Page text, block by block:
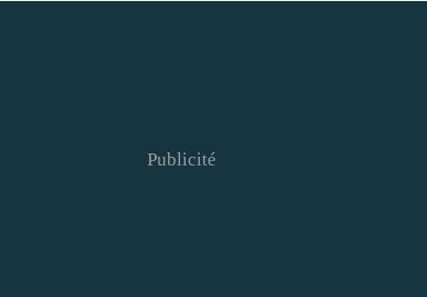
Publicité